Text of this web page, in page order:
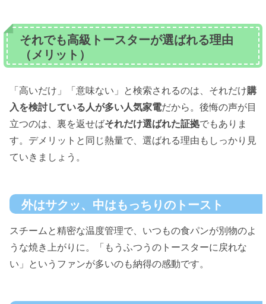
それでも高級トースターが選ばれる理由
（メリット）
「高いだけ」「意味ない」と検索されるのは、それだけ購
入を検討している人が多い人気家電だから。後悔の声が目
立つのは、裏を返せばそれだけ選ばれた証拠でもありま
す。デメリットと同じ熱量で、選ばれる理由もしっかり見
ていきましょう。
外はサクッ、中はもっちりのトースト
スチームと精密な温度管理で、いつもの食パンが別物のよ
うな焼き上がりに。「もうふつうのトースターに戻れな
い」というファンが多いのも納得の感動です。